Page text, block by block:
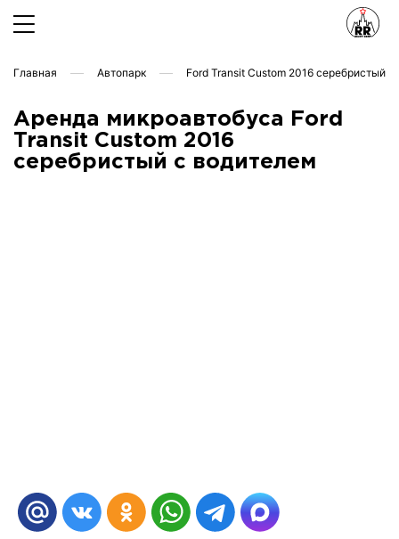
Главная Автопарк Ford Transit Custom 2016 серебристый
Аренда микроавтобуса Ford
Transit Custom 2016
серебристый с водителем